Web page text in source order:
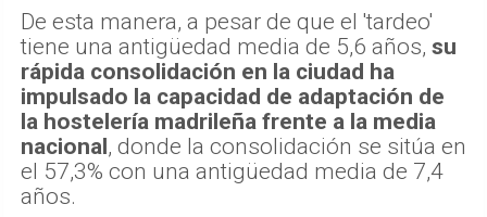
De esta manera, a pesar de que el 'tardeo'
tiene una antigüedad media de 5,6 años, su
rápida consolidación en la ciudad ha
impulsado la capacidad de adaptación de
la hostelería madrileña frente a la media
nacional, donde la consolidación se sitúa en
el 57,3% con una antigüedad media de 7,4
años.